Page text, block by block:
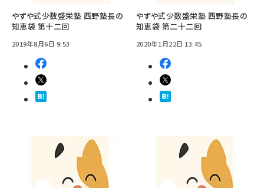
やずや式少数盛栄塾 西野塾長の
知恵袋 第十二回
2019年8月6日 9:53
やずや式少数盛栄塾 西野塾長の
知恵袋 第二十二回
2020年1月22日 13:45